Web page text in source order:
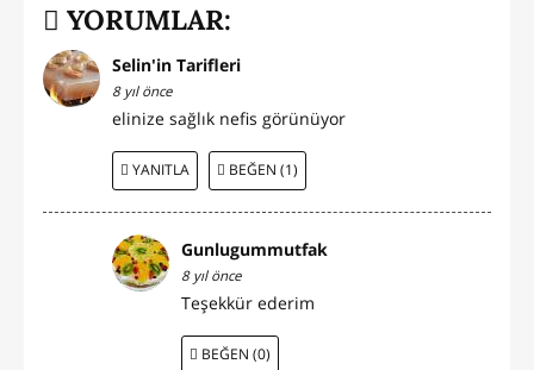
YORUMLAR:
Selin'in Tarifleri
8 yıl önce
elinize sağlık nefis görünüyor
YANITLA BEĞEN (1)
Gunlugummutfak
8 yıl önce
Teşekkür ederim
BEĞEN (0)